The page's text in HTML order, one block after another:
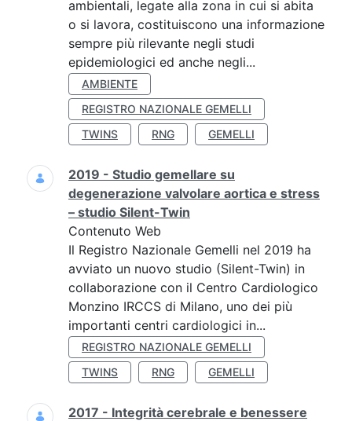
ambientali, legate alla zona in cui si abita
o si lavora, costituiscono una informazione
sempre più rilevante negli studi
epidemiologici ed anche negli...
AMBIENTE
REGISTRO NAZIONALE GEMELLI
TWINS
RNG GEMELLI
2019 - Studio gemellare su
degenerazione valvolare aortica e stress
– studio Silent-Twin
Contenuto Web
Il Registro Nazionale Gemelli nel 2019 ha
avviato un nuovo studio (Silent-Twin) in
collaborazione con il Centro Cardiologico
Monzino IRCCS di Milano, uno dei più
importanti centri cardiologici in...
REGISTRO NAZIONALE GEMELLI
TWINS
RNG GEMELLI
2017 - Integrità cerebrale e benessere